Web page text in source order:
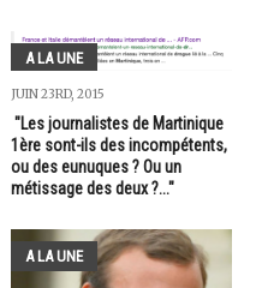
A LA UNE
JUIN 23RD, 2015
"Les journalistes de Martinique
1ère sont-ils des incompétents,
ou des eunuques ? Ou un
métissage des deux ?..."
A LA UNE